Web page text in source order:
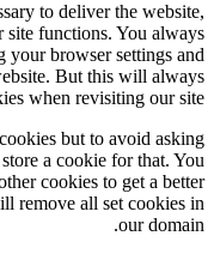
to deliver the website,
functions. You always
your browser settings and
But this will always
when revisiting our site.
but to avoid asking
a cookie for that. You
cookies to get a better
remove all set cookies in
our domain.